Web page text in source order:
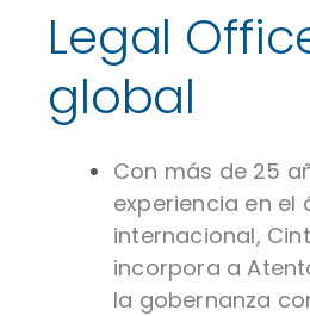
Legal
global
Con más de 25
experiencia en el
internacional,
incorpora a
la gobernanza